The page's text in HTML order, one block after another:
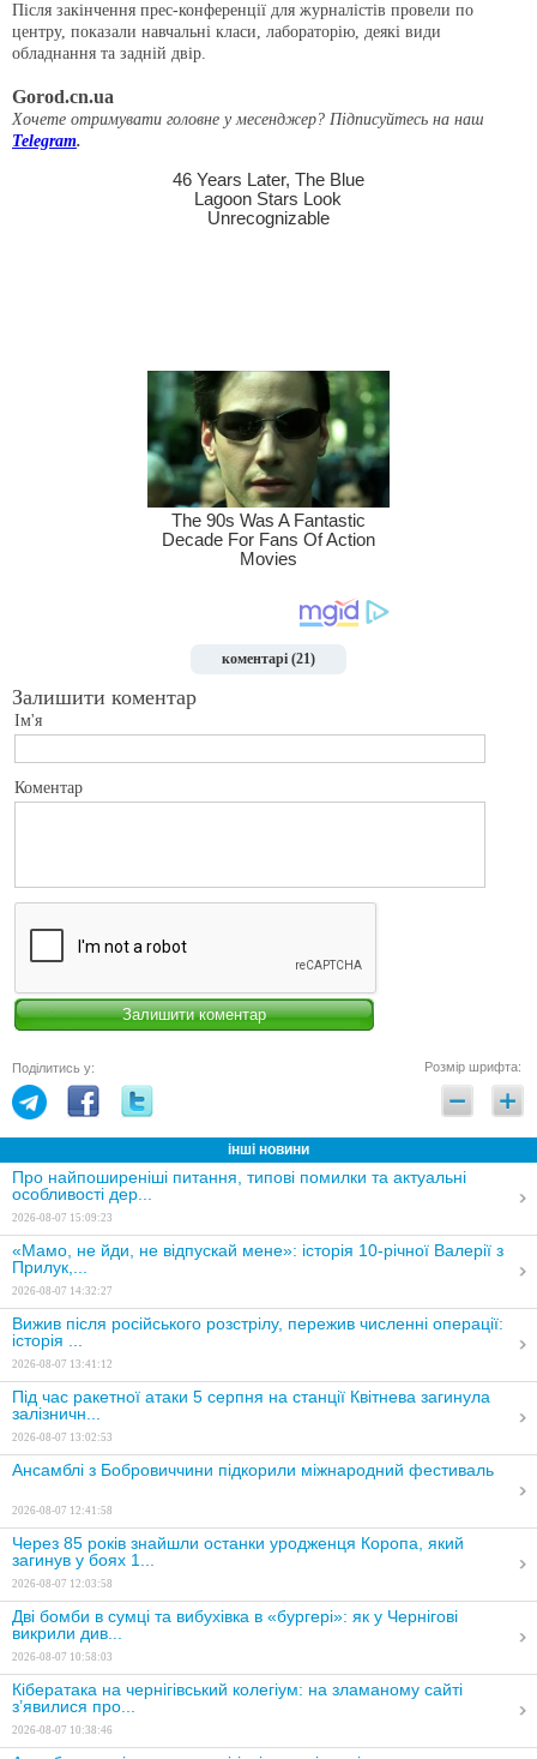
Після закінчення прес-конференції для журналістів провели по
центру, показали навчальні класи, лабораторію, деякі види
обладнання та задній двір.
Gorod.cn.ua
Хочете отримувати головне у месенджер? Підписуйтесь на наш
Telegram.
коментарі (21)
Залишити коментар
Ім'я
Коментар
Поділитись у: Розмір шрифта:
інші новини
Про найпоширеніші питання, типові помилки та актуальні
особливості дер...
2026-08-07 15:09:23
«Мамо, не йди, не відпускай мене»: історія 10-річної Валерії з
Прилук,...
2026-08-07 14:32:27
Вижив після російського розстрілу, пережив численні операції:
історія ...
2026-08-07 13:41:12
Під час ракетної атаки 5 серпня на станції Квітнева загинула
залізничн...
2026-08-07 13:02:53
Ансамблі з Бобровиччини підкорили міжнародний фестиваль
2026-08-07 12:41:58
Через 85 років знайшли останки уродженця Коропа, який
загинув у боях 1...
2026-08-07 12:03:58
Дві бомби в сумці та вибухівка в «бургері»: як у Чернігові
викрили див...
2026-08-07 10:58:03
Кібератака на чернігівський колегіум: на зламаному сайті
з’явилися про...
2026-08-07 10:38:46